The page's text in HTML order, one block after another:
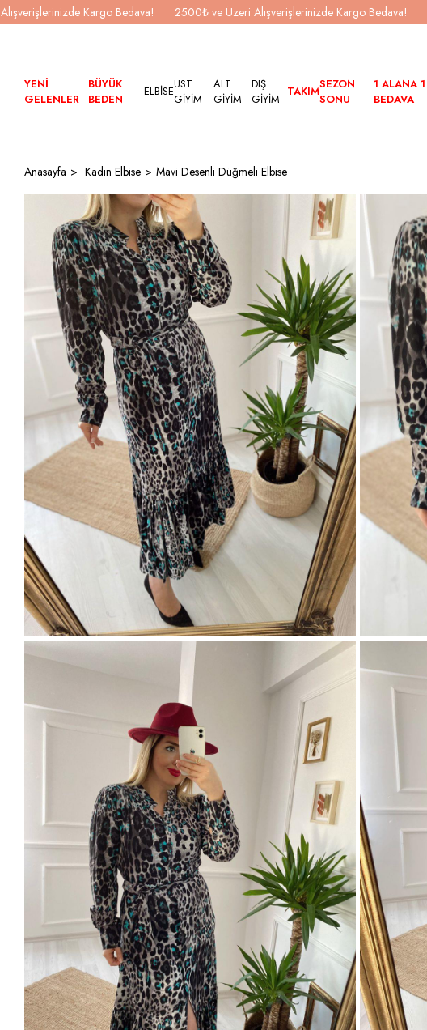
Kargo Bedava! 2500₺ ve Üzeri Alışverişlerinizde Kargo Bedava!
YENİ
GELENLER
BÜYÜK
BEDEN
ELBİSEÜST
GİYİM
ALT
GİYİM
DIŞ
GİYİM TAKIMSEZON
SONU
1 ALANA 1
BEDAVA
Anasayfa Kadın Elbise Mavi Desenli Düğmeli Elbise